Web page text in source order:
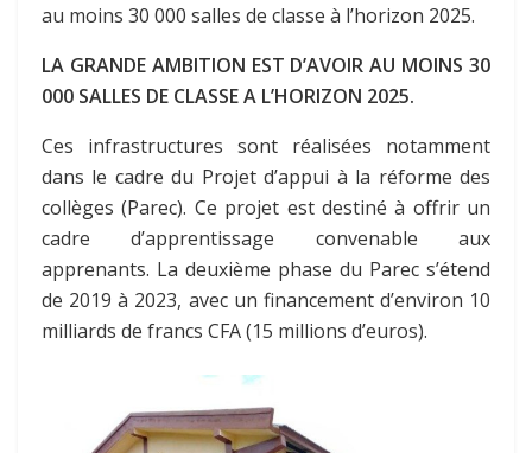
au moins 30 000 salles de classe à l’horizon 2025.
LA GRANDE AMBITION EST D’AVOIR AU MOINS 30
000 SALLES DE CLASSE A L’HORIZON 2025.
Ces infrastructures sont réalisées notamment
dans le cadre du Projet d’appui à la réforme des
collèges (Parec). Ce projet est destiné à offrir un
cadre d’apprentissage convenable aux
apprenants. La deuxième phase du Parec s’étend
de 2019 à 2023, avec un financement d’environ 10
milliards de francs CFA (15 millions d’euros).